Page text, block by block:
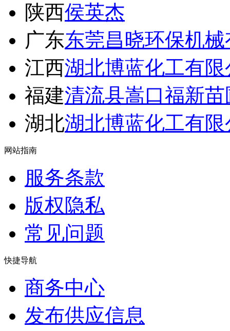
陕西侯英杰
广东东莞昌晓环保机
江西湖北博蓝化工有
福建清流县嵩口福新苗
湖北湖北博蓝化工有限
网站指南
服务条款
版权隐私
常见问题
快捷导航
商务中心
发布供应信息